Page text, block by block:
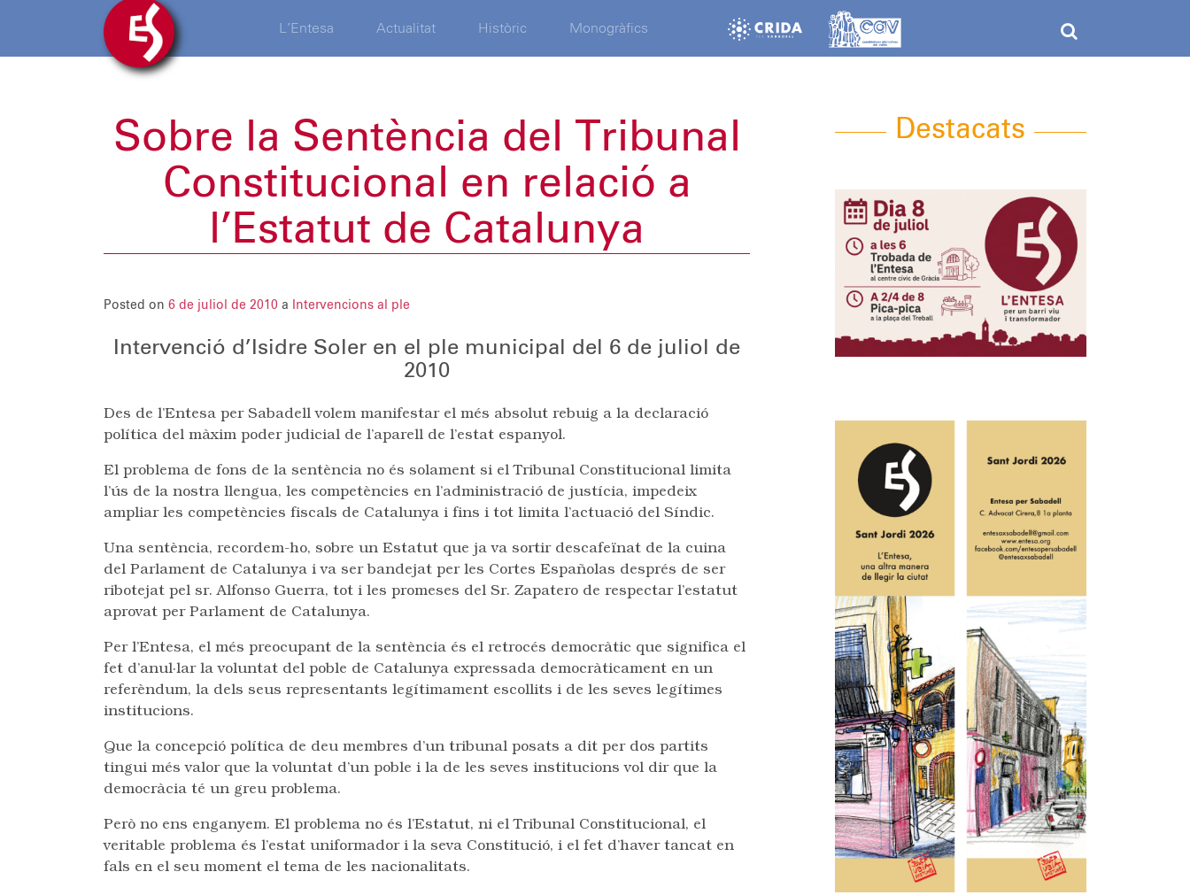
L’Entesa Actualitat Històric Monogràfics
Sobre la Sentència del Tribunal
Constitucional en relació a
l’Estatut de Catalunya
Posted on 6 de juliol de 2010 a Intervencions al ple
Intervenció d’Isidre Soler en el ple municipal del 6 de juliol de
2010
Des de l’Entesa per Sabadell volem manifestar el més absolut rebuig a la declaració
política del màxim poder judicial de l’aparell de l’estat espanyol.
El problema de fons de la sentència no és solament si el Tribunal Constitucional limita
l’ús de la nostra llengua, les competències en l’administració de justícia, impedeix
ampliar les competències fiscals de Catalunya i fins i tot limita l’actuació del Síndic.
Una sentència, recordem-ho, sobre un Estatut que ja va sortir descafeïnat de la cuina
del Parlament de Catalunya i va ser bandejat per les Cortes Españolas després de ser
ribotejat pel sr. Alfonso Guerra, tot i les promeses del Sr. Zapatero de respectar l’estatut
aprovat per Parlament de Catalunya.
Per l’Entesa, el més preocupant de la sentència és el retrocés democràtic que significa el
fet d’anul·lar la voluntat del poble de Catalunya expressada democràticament en un
referèndum, la dels seus representants legítimament escollits i de les seves legítimes
institucions.
Que la concepció política de deu membres d’un tribunal posats a dit per dos partits
tingui més valor que la voluntat d’un poble i la de les seves institucions vol dir que la
democràcia té un greu problema.
Però no ens enganyem. El problema no és l’Estatut, ni el Tribunal Constitucional, el
veritable problema és l’estat uniformador i la seva Constitució, i el fet d’haver tancat en
fals en el seu moment el tema de les nacionalitats.
Destacats